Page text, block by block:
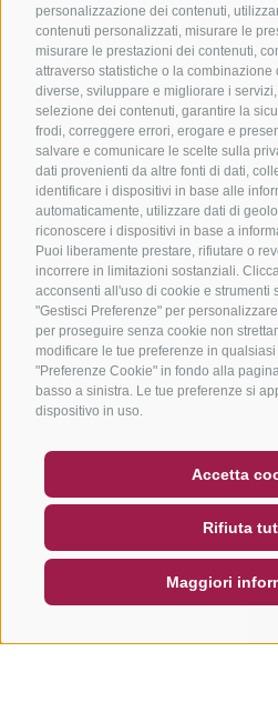
personalizzazione dei contenuti,
contenuti personalizzati, misurare le
misurare le prestazioni dei contenuti,
attraverso statistiche o la combinazione
diverse, sviluppare e migliorare i
selezione dei contenuti, garantire la
frodi, correggere errori, erogare e
salvare e comunicare le scelte sulla
dati provenienti da altre fonti di dati,
identificare i dispositivi in base alle
automaticamente, utilizzare dati di
riconoscere i dispositivi in base a
Puoi liberamente prestare, rifiutare o
incorrere in limitazioni sostanziali.
acconsenti all'uso di cookie e strumenti
"Gestisci Preferenze" per
per proseguire senza cookie non
modificare le tue preferenze in
"Preferenze Cookie" in fondo alla
basso a sinistra. Le tue preferenze si
dispositivo in uso.
Accetta
Rifiuta
Maggiori
NEWSLETTER
SOCIAL WALL